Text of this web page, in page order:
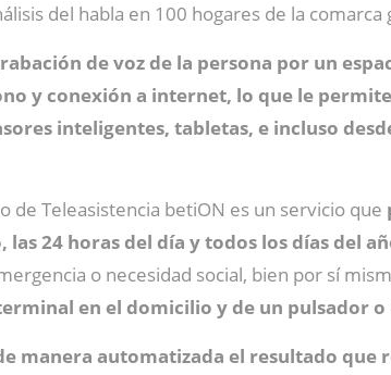
del habla en 100 hogares de la comarca
de voz de la persona por un
y conexión a internet, lo que le
inteligentes, tabletas, e incluso
de Teleasistencia betiON es un servicio que
24 horas del día y todos los días del
o necesidad social, bien por sí
en el domicilio y de un pulsador
manera automatizada el resultado que